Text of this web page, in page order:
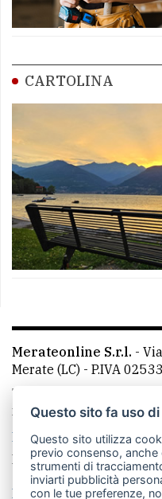
CARTOLINA
Merateonline S.r.l. -
Merate (LC) - P.IVA
Telefono:
mail:
La redazione
Made by VIP
Privacy policy Cookie
Questo sito fa uso
Questo sito utilizza
previo consenso,
strumenti di
inviarti pubblicità
con le tue preferenze,